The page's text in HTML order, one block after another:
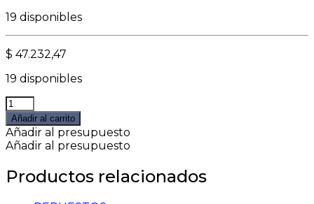
19 disponibles
$ 47.232,47
19 disponibles
TAPA
DEPOSITO
BARI
quantity
Añadir al carrito
Añadir al presupuesto
Añadir al presupuesto
Productos relacionados